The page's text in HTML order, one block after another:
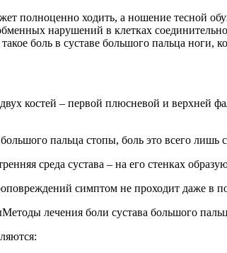
полноценно ходить, а ношение тесной
нарушений в клетках
боль в суставе большого пальца ноги,
костей – первой плюсневой и верхней
пальца стопы, боль это всего
среда сустава – на его стенках
симптом не проходит даже в
Методы лечения боли сустава большого